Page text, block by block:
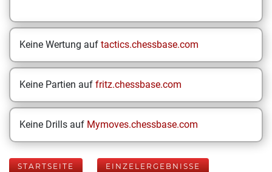
Keine Wertung auf tactics.chessbase.com
Keine Partien auf fritz.chessbase.com
Keine Drills auf Mymoves.chessbase.com
STARTSEITE EINZELERGEBNISSE